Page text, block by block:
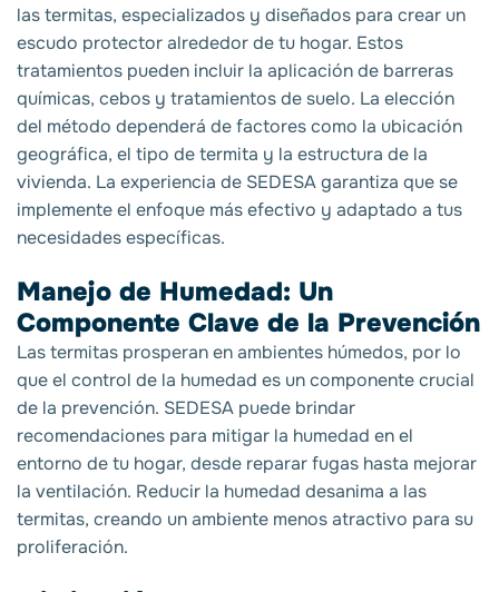
las termitas, especializados y diseñados para crear un
escudo protector alrededor de tu hogar. Estos
tratamientos pueden incluir la aplicación de barreras
químicas, cebos y tratamientos de suelo. La elección
del método dependerá de factores como la ubicación
geográfica, el tipo de termita y la estructura de la
vivienda. La experiencia de SEDESA garantiza que se
implemente el enfoque más efectivo y adaptado a tus
necesidades específicas.
Manejo de Humedad: Un
Componente Clave de la Prevención
Las termitas prosperan en ambientes húmedos, por lo
que el control de la humedad es un componente crucial
de la prevención. SEDESA puede brindar
recomendaciones para mitigar la humedad en el
entorno de tu hogar, desde reparar fugas hasta mejorar
la ventilación. Reducir la humedad desanima a las
termitas, creando un ambiente menos atractivo para su
proliferación.